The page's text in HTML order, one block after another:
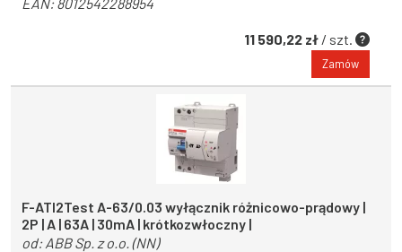
11 590,22 zł / szt.
Zamów
F-ATI2Test A-63/0.03 wyłącznik różnicowo-prądowy |
2P | A | 63A | 30mA | krótkozwłoczny |
od: ABB Sp. z o.o. (NN)